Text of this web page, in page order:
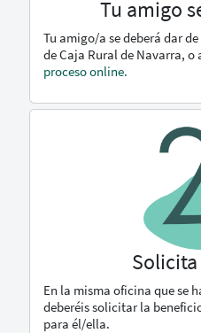
Tu amigo
Tu amigo/a se deberá dar
de Caja Rural de Navarra, o
proceso online.
En la misma oficina que se
deberéis solicitar la
para él/ella.